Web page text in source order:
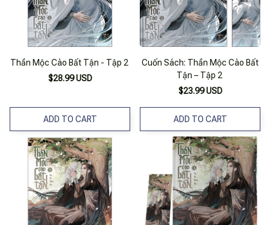
Thần Mộc Cào Bất Tận - Tập 2
$28.99 USD
ADD TO CART
Cuốn Sách: Thần Mộc Cào Bất
Tận – Tập 2
$23.99 USD
ADD TO CART